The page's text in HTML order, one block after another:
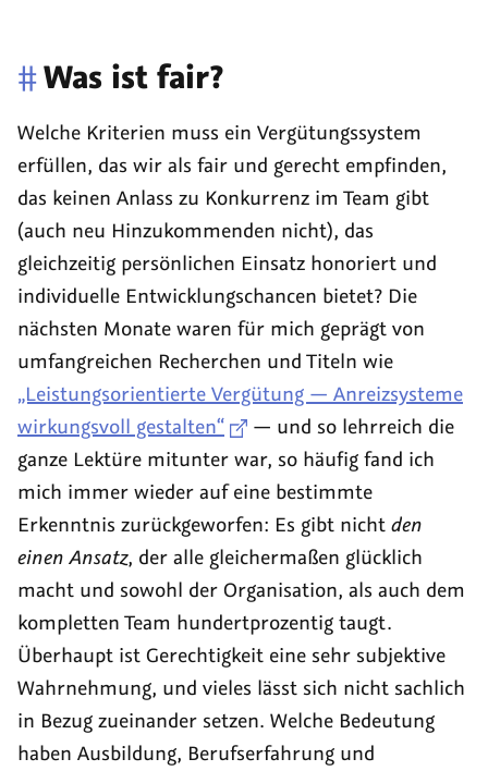
#Was ist fair?
Welche Kriterien muss ein Vergütungssystem
erfüllen, das wir als fair und gerecht empfinden,
das keinen Anlass zu Konkurrenz im Team gibt
(auch neu Hinzukommenden nicht), das
gleichzeitig persönlichen Einsatz honoriert und
individuelle Entwicklungschancen bietet? Die
nächsten Monate waren für mich geprägt von
umfangreichen Recherchen und Titeln wie
„Leistungsorientierte Vergütung — Anreizsysteme
wirkungsvoll gestalten“
— und so lehrreich die
ganze Lektüre mitunter war, so häufig fand ich
mich immer wieder auf eine bestimmte
Erkenntnis zurückgeworfen: Es gibt nicht den
einen Ansatz, der alle gleichermaßen glücklich
macht und sowohl der Organisation, als auch dem
kompletten Team hundertprozentig taugt.
Überhaupt ist Gerechtigkeit eine sehr subjektive
Wahrnehmung, und vieles lässt sich nicht sachlich
in Bezug zueinander setzen. Welche Bedeutung
haben Ausbildung, Berufserfahrung und